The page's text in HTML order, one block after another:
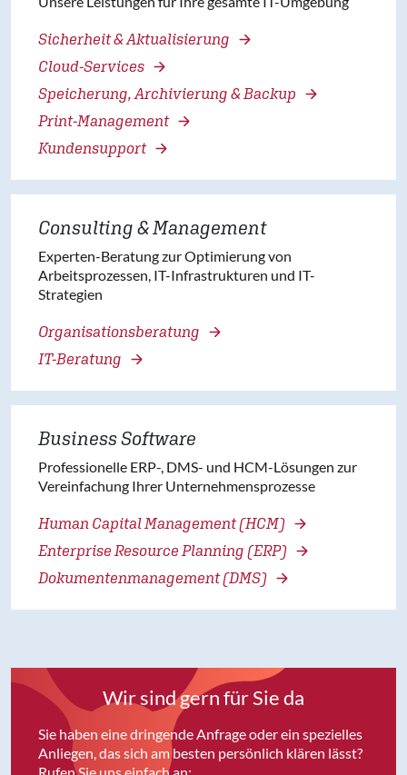
Sicherheit & Aktualisierung
Cloud-Services
Speicherung, Archivierung & Backup
Print-Management
Kundensupport
Consulting & Management
Experten-Beratung zur Optimierung von
Arbeitsprozessen, IT-Infrastrukturen und IT-
Strategien
Organisationsberatung
IT-Beratung
Business Software
Professionelle ERP-, DMS- und HCM-Lösungen zur
Vereinfachung Ihrer Unternehmensprozesse
Human Capital Management (HCM)
Enterprise Resource Planning (ERP)
Dokumentenmanagement (DMS)
Wir sind gern für Sie da
Sie haben eine dringende Anfrage oder ein spezielles
Anliegen, das sich am besten persönlich klären lässt?